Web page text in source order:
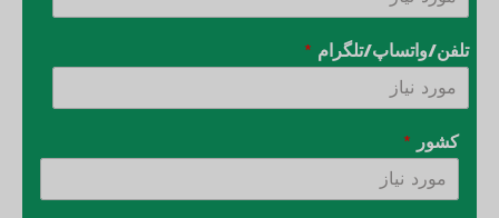
تلفن/واتساپ/تلگرام *
کشور *